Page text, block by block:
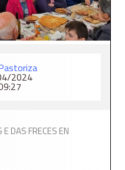
2024
DAS FRECES EN